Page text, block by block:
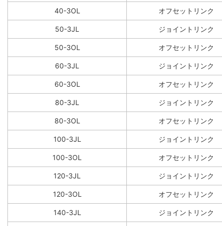
40-3OL オフセットリンク
50-3JL ジョイントリンク
50-3OL オフセットリンク
60-3JL ジョイントリンク
60-3OL オフセットリンク
80-3JL ジョイントリンク
80-3OL オフセットリンク
100-3JL ジョイントリンク
100-3OL オフセットリンク
120-3JL ジョイントリンク
120-3OL オフセットリンク
140-3JL ジョイントリンク